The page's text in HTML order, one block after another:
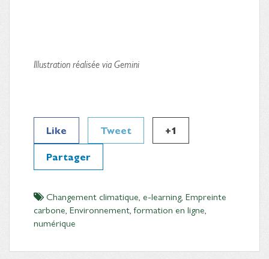
Illustration réalisée via Gemini
Like Tweet
+1
Partager
Changement climatique, e-learning, Empreinte
carbone, Environnement,formation en ligne,
numérique